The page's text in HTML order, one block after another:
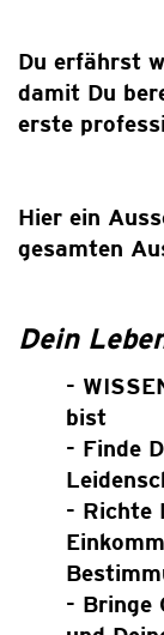
Du erfährst
damit Du
erste
Hier ein
gesamten
Dein
-
bist
- Finde
- Richte
- Bringe